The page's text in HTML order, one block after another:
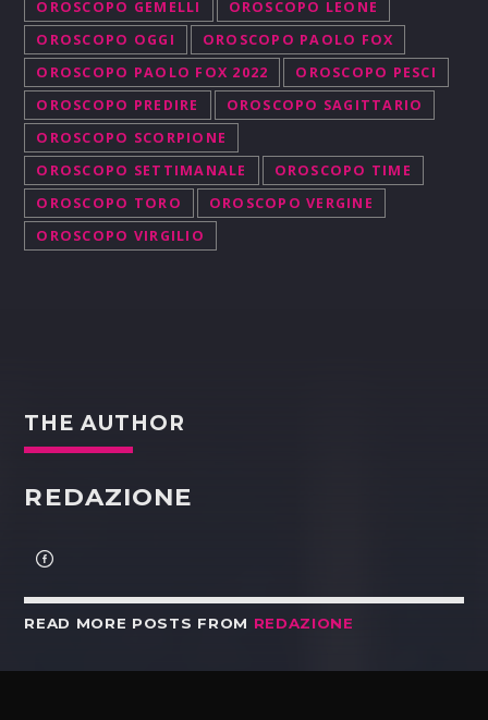
OROSCOPO GEMELLI
OROSCOPO LEONE
OROSCOPO OGGI
OROSCOPO PAOLO FOX
OROSCOPO PAOLO FOX 2022
OROSCOPO PESCI
OROSCOPO PREDIRE
OROSCOPO SAGITTARIO
OROSCOPO SCORPIONE
OROSCOPO SETTIMANALE
OROSCOPO TIME
OROSCOPO TORO
OROSCOPO VERGINE
OROSCOPO VIRGILIO
THE AUTHOR
REDAZIONE
READ MORE POSTS FROM REDAZIONE